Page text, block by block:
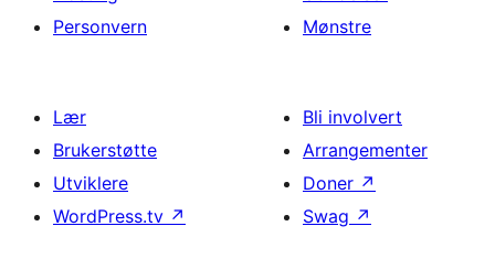
Personvern
Mønstre
Lær
Brukerstøtte
Utviklere
WordPress.tv ↗
Bli involvert
Arrangementer
Doner ↗
Swag ↗